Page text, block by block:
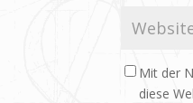
Mit der
diese